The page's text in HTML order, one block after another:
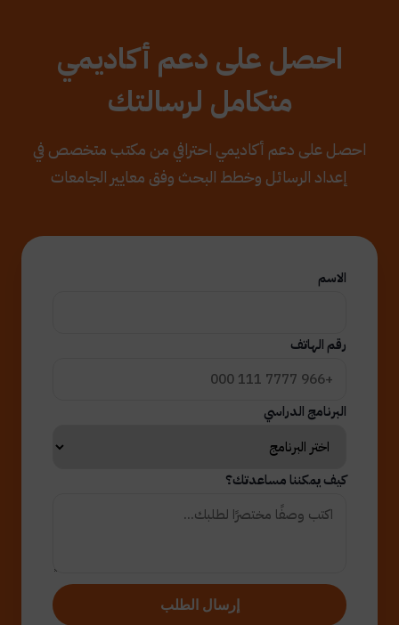
احصل على دعم أكاديمي
متكامل لرسالتك
احصل على دعم أكاديمي احترافي من مكتب متخصص في
إعداد الرسائل وخطط البحث وفق معايير الجامعات
الاسم
رقم الهاتف
البرنامج الدراسي
كيف يمكننا مساعدتك؟
إرسال الطلب